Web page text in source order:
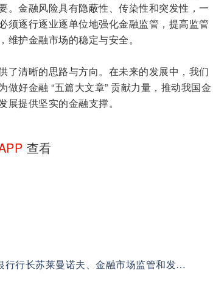
。金融风险具有隐蔽性、传染性和突发性，一
须逐行逐业逐单位地强化金融监管，提高监管
护金融市场的稳定与安全。
了清晰的思路与方向。在未来的发展中，我们
好金融 “五篇大文章” 贡献力量，推动我国金
提供坚实的金融支撑。
查看
中国工商银行董事长廖林会见哈萨克斯坦国家银行行长苏莱曼诺夫、金融市场监管和发展署署长阿贝尔卡瑟莫娃